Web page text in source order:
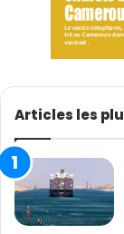
Articles les